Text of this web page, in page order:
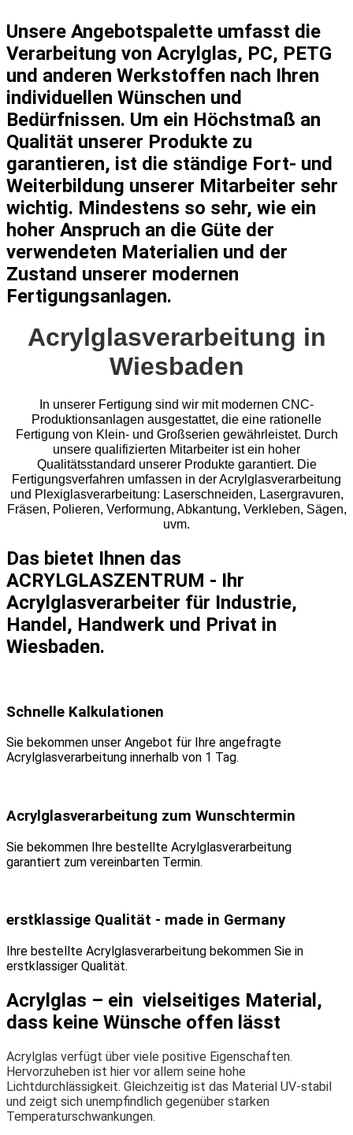
Unsere Angebotspalette umfasst die
Verarbeitung von Acrylglas, PC, PETG
und anderen Werkstoffen nach Ihren
individuellen Wünschen und
Bedürfnissen. Um ein Höchstmaß an
Qualität unserer Produkte zu
garantieren, ist die ständige Fort- und
Weiterbildung unserer Mitarbeiter sehr
wichtig. Mindestens so sehr, wie ein
hoher Anspruch an die Güte der
verwendeten Materialien und der
Zustand unserer modernen
Fertigungsanlagen.
Acrylglasverarbeitung in
Wiesbaden
In unserer Fertigung sind wir mit modernen CNC-
Produktionsanlagen ausgestattet, die eine rationelle
Fertigung von Klein- und Großserien gewährleistet. Durch
unsere qualifizierten Mitarbeiter ist ein hoher
Qualitätsstandard unserer Produkte garantiert. Die
Fertigungsverfahren umfassen in der Acrylglasverarbeitung
und Plexiglasverarbeitung: Laserschneiden, Lasergravuren,
Fräsen, Polieren, Verformung, Abkantung, Verkleben, Sägen,
uvm.
Das bietet Ihnen das
ACRYLGLASZENTRUM - Ihr
Acrylglasverarbeiter für Industrie,
Handel, Handwerk und Privat in
Wiesbaden.
Schnelle Kalkulationen
Sie bekommen unser Angebot für Ihre angefragte
Acrylglasverarbeitung innerhalb von 1 Tag.
Acrylglasverarbeitung zum Wunschtermin
Sie bekommen Ihre bestellte Acrylglasverarbeitung
garantiert zum vereinbarten Termin.
erstklassige Qualität - made in Germany
Ihre bestellte Acrylglasverarbeitung bekommen Sie in
erstklassiger Qualität.
Acrylglas – ein vielseitiges Material,
dass keine Wünsche offen lässt
Acrylglas verfügt über viele positive Eigenschaften.
Hervorzuheben ist hier vor allem seine hohe
Lichtdurchlässigkeit. Gleichzeitig ist das Material UV-stabil
und zeigt sich unempfindlich gegenüber starken
Temperaturschwankungen.